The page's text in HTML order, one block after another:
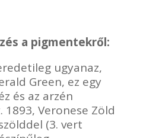
a pigmentekről:
ugyanaz,
Green, ez egy
és az arzén
Veronese Zöld
(3. vert